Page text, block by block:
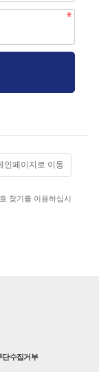
인페이지로 이동
찾기를 이용하십시
단수집거부